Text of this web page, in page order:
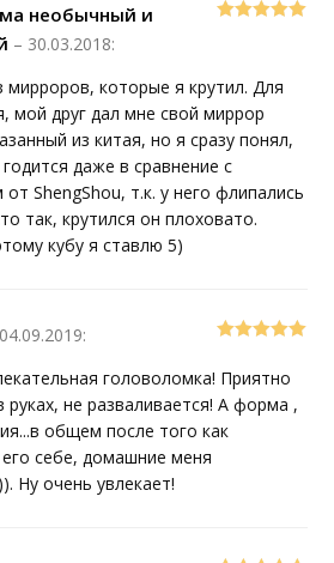
необычный и
– 30.03.2018:
мирроров, которые я крутил. Для
мой друг дал мне свой миррор
из китая, но я сразу понял,
даже в сравнение с
ShengShou, т.к. у него флипались
так, крутился он плоховато.
кубу я ставлю 5)
04.09.2019:
головоломка! Приятно
руках, не разваливается! А форма ,
общем после того как
себе, домашние меня
Ну очень увлекает!